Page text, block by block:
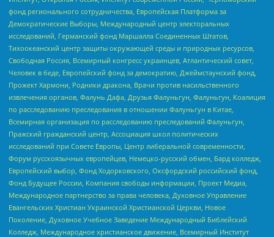
фонд регионального сотрудничества, Европейская Платформа за
Демократические Выборы, Международный центр электоральных
исследований, Германский фонд Маршалла Соединенных Штатов,
Тихоокеанский центр защиты окружающей среды и природных ресурсов,
Свободная Россия, Всемирный конгресс украинцев, Атлантический совет,
Человек в беде, Европейский фонд за демократию, Джеймстаунский фонд,
Прожект Хармони, Родники дракона, Врачи против насильственного
извлечения органов, Фалунь Дафа, Друзья Фалуньгун, Фалуньгун, Коалиция
по расследованию преследования в отношении Фалуньгун в Китае,
Всемирная организация по расследованию преследований Фалуньгун,
Пражский гражданский центр, Ассоциация школ политических
исследований при Совете Европы, Центр либеральной современности,
Форум русскоязычных европейцев, Немецко-русский обмен, Бард колледж,
Европейский выбор, Фонд Ходорковского, Оксфордский российский фонд,
Фонд Будущее России, Компания свободы информации, Проект Медиа,
Международное партнерство за права человека, Духовное Управление
Евангельских Христиан Украинской Христианской Церкви, Новое
Поколение, Духовное Учебное Заведение Международный Библейский
Колледж, Международное христианское движение, Всемирный Институт